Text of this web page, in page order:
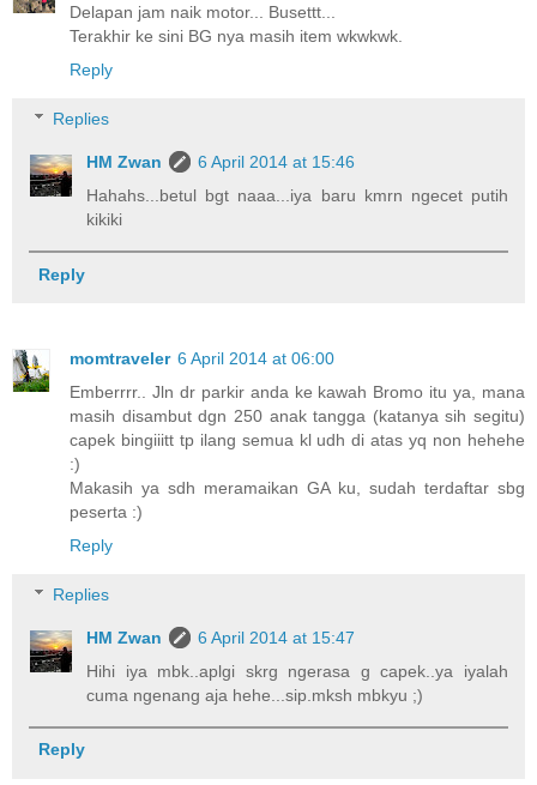
Delapan jam naik motor... Busettt...
Terakhir ke sini BG nya masih item wkwkwk.
Reply
Replies
HM Zwan
6 April 2014 at 15:46
Hahahs...betul bgt naaa...iya baru kmrn ngecet putih
kikiki
Reply
momtraveler 6 April 2014 at 06:00
Emberrrr.. Jln dr parkir anda ke kawah Bromo itu ya, mana
masih disambut dgn 250 anak tangga (katanya sih segitu)
capek bingiiitt tp ilang semua kl udh di atas yq non hehehe
:)
Makasih ya sdh meramaikan GA ku, sudah terdaftar sbg
peserta :)
Reply
Replies
HM Zwan
6 April 2014 at 15:47
Hihi iya mbk..aplgi skrg ngerasa g capek..ya iyalah
cuma ngenang aja hehe...sip.mksh mbkyu ;)
Reply